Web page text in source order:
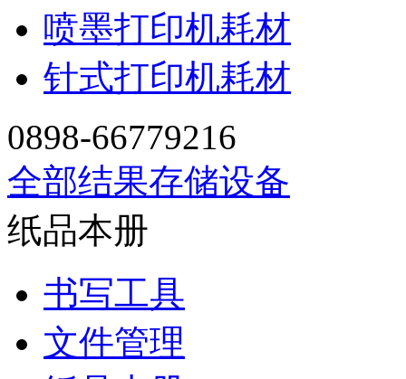
喷墨打印机耗材
针式打印机耗材
0898-66779216
全部结果存储设备
纸品本册
书写工具
文件管理